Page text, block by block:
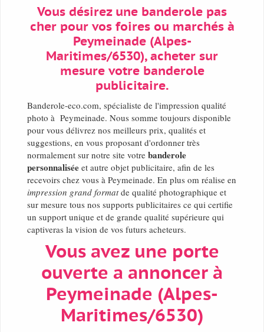
Vous désirez une banderole pas
cher pour vos foires ou marchés à
Peymeinade (Alpes-
Maritimes/6530), acheter sur
mesure votre banderole
publicitaire.
Banderole-eco.com, spécialiste de l'impression qualité
photo à Peymeinade. Nous somme toujours disponible
pour vous délivrez nos meilleurs prix, qualités et
suggestions, en vous proposant d'ordonner très
normalement sur notre site votre banderole
personnalisée et autre objet publicitaire, afin de les
recevoirs chez vous à Peymeinade. En plus om réalise en
impression grand formatde qualité photographique et
sur mesure tous nos supports publicitaires ce qui certifie
un support unique et de grande qualité supérieure qui
captiveras la vision de vos futurs acheteurs.
Vous avez une porte
ouverte a annoncer à
Peymeinade (Alpes-
Maritimes/6530)